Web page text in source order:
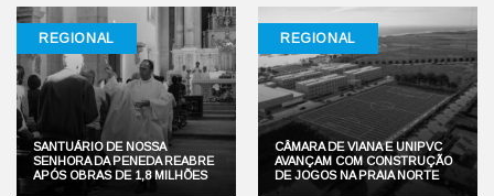
REGIONAL
SANTUÁRIO DE NOSSA
SENHORA DA PENEDA REABRE
APÓS OBRAS DE 1,8 MILHÕES
REGIONAL
CÂMARA DE VIANA E UNIPVC
AVANÇAM COM CONSTRUÇÃO
DE JOGOS NA PRAIA NORTE